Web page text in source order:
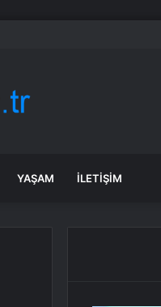
YAŞAM İLETIŞIM